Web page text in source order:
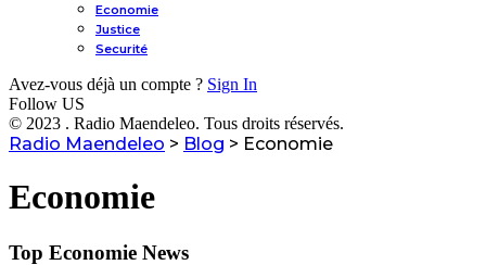
Economie
Justice
Securité
Avez-vous déjà un compte ? Sign In
Follow US
© 2023 . Radio Maendeleo. Tous droits réservés.
Radio Maendeleo > Blog > Economie
Economie
Top Economie News